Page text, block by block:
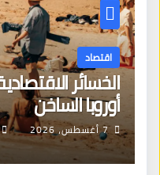
اقتصاد
الخسائر
أوروبا الساخن
7 أغسطس، 2026